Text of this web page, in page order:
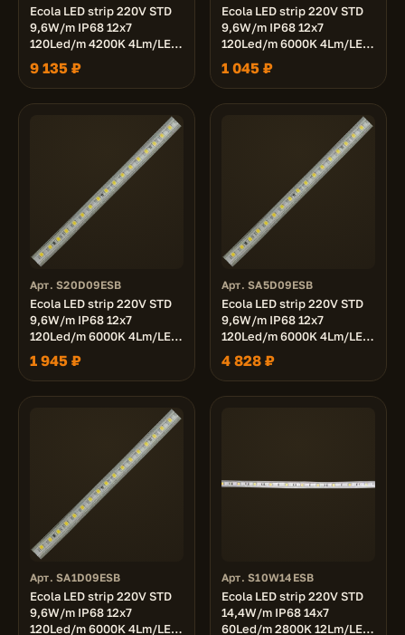
Ecola LED strip 220V STD
9,6W/m IP68 12x7
120Led/m 4200K 4Lm/LED
480Lm/m лента 100м.
9 135 ₽
Ecola LED strip 220V STD
9,6W/m IP68 12x7
120Led/m 6000K 4Lm/LED
480Lm/m лента 10м.
1 045 ₽
Арт. S20D09ESB
Ecola LED strip 220V STD
9,6W/m IP68 12x7
120Led/m 6000K 4Lm/LED
480Lm/m лента 20м.
1 945 ₽
Арт. SA5D09ESB
Ecola LED strip 220V STD
9,6W/m IP68 12x7
120Led/m 6000K 4Lm/LED
480Lm/m лента 50м.
4 828 ₽
Арт. SA1D09ESB
Ecola LED strip 220V STD
9,6W/m IP68 12x7
120Led/m 6000K 4Lm/LED
Арт. S10W14ESB
Ecola LED strip 220V STD
14,4W/m IP68 14x7
60Led/m 2800K 12Lm/LED